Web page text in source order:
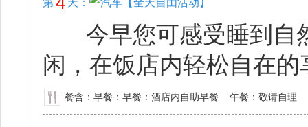
第 天： 【全天自由活动】
今早您可感受睡到自
闲，在饭店内轻松自在
餐含：早餐：早餐：酒店内自助早餐 午餐：敬请自理